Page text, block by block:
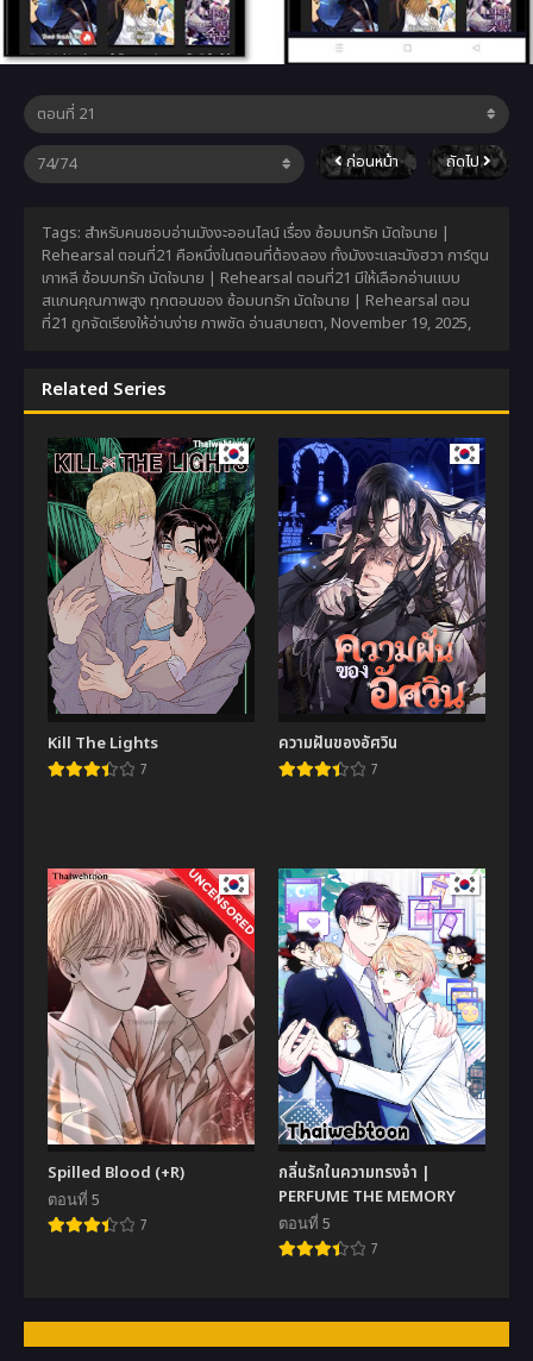
ก่อนหน้า ถัดไป
Tags: สำหรับคนชอบอ่านมังงะออนไลน์ เรื่อง ซ้อมบทรัก มัดใจนาย |
Rehearsal ตอนที่21 คือหนึ่งในตอนที่ต้องลอง ทั้งมังงะและมังฮวา การ์ตูน
เกาหลี ซ้อมบทรัก มัดใจนาย | Rehearsal ตอนที่21 มีให้เลือกอ่านแบบ
สแกนคุณภาพสูง ทุกตอนของ ซ้อมบทรัก มัดใจนาย | Rehearsal ตอน
ที่21 ถูกจัดเรียงให้อ่านง่าย ภาพชัด อ่านสบายตา, November 19, 2025,
Related Series
Kill The Lights
7
ความฝันของอัศวิน
7
Spilled Blood (+R)
ตอนที่ 5
7
กลิ่นรักในความทรงจำ |
PERFUME THE MEMORY
ตอนที่ 5
7